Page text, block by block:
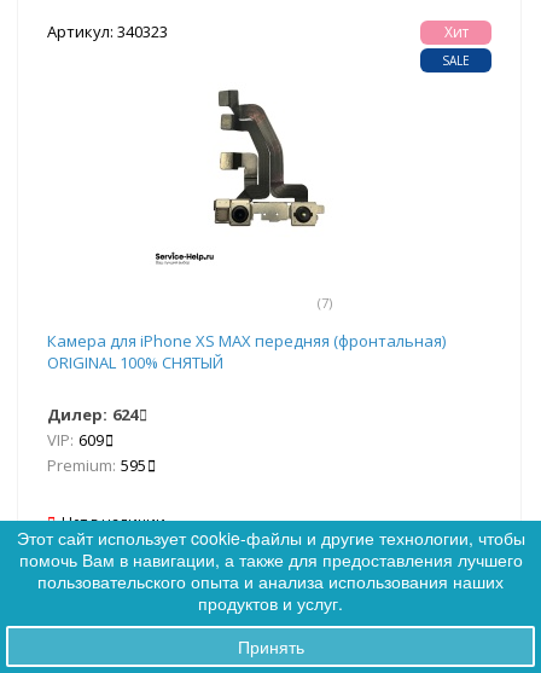
0
Артикул: 340323
(7)
Хит
SALE
Камера для iPhone XS MAX передняя (фронтальная)
ORIGINAL 100% СНЯТЫЙ
Дилер: 624
VIP: 609
Premium: 595
Нет в наличии
Сообщить о наличии
Этот сайт использует cookie-файлы и другие технологии, чтобы
помочь Вам в навигации, а также для предоставления лучшего
пользовательского опыта и анализа использования наших
продуктов и услуг.
Принять